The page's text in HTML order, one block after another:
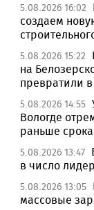
5.08.2026 16:02
создаем
5.08.2026 15:22
на
превратили
5.08.2026 14:55
Вологде
раньше срока
5.08.2026 13:47
в число
5.08.2026 13:05
массовые